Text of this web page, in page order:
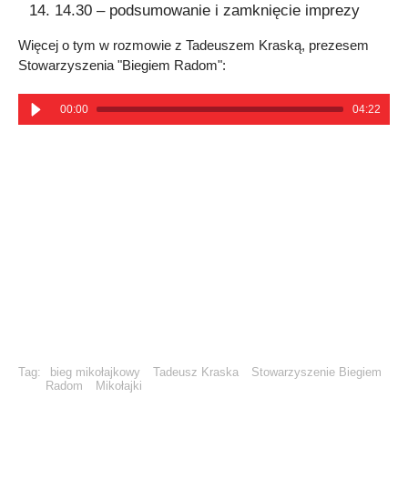
14.30 – podsumowanie i zamknięcie imprezy
Więcej o tym w rozmowie z Tadeuszem Kraską, prezesem
Stowarzyszenia "Biegiem Radom":
00:00 04:22
Tag: bieg mikołajkowy Tadeusz Kraska
Stowarzyszenie Biegiem
Radom
Mikołajki